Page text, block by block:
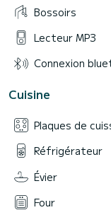
Bossoirs
Lecteur MP3
Connexion
Cuisine
Plaques de
Réfrigérateur
Évier
Four